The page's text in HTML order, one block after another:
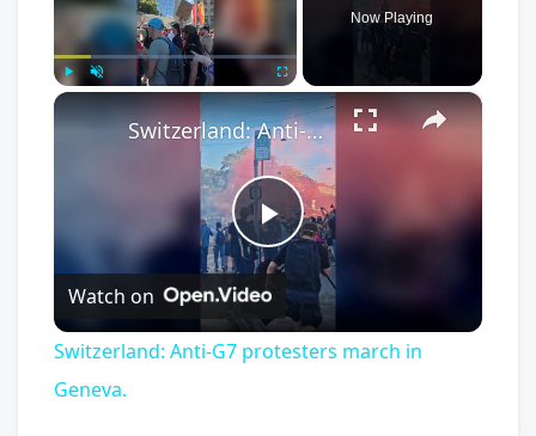
Fullscreen
Now Playing
×
Play
Video
Switzerland: Anti-G7 protesters march in Geneva.
Watch on
Switzerland: Anti-G7 protesters march in
Geneva.